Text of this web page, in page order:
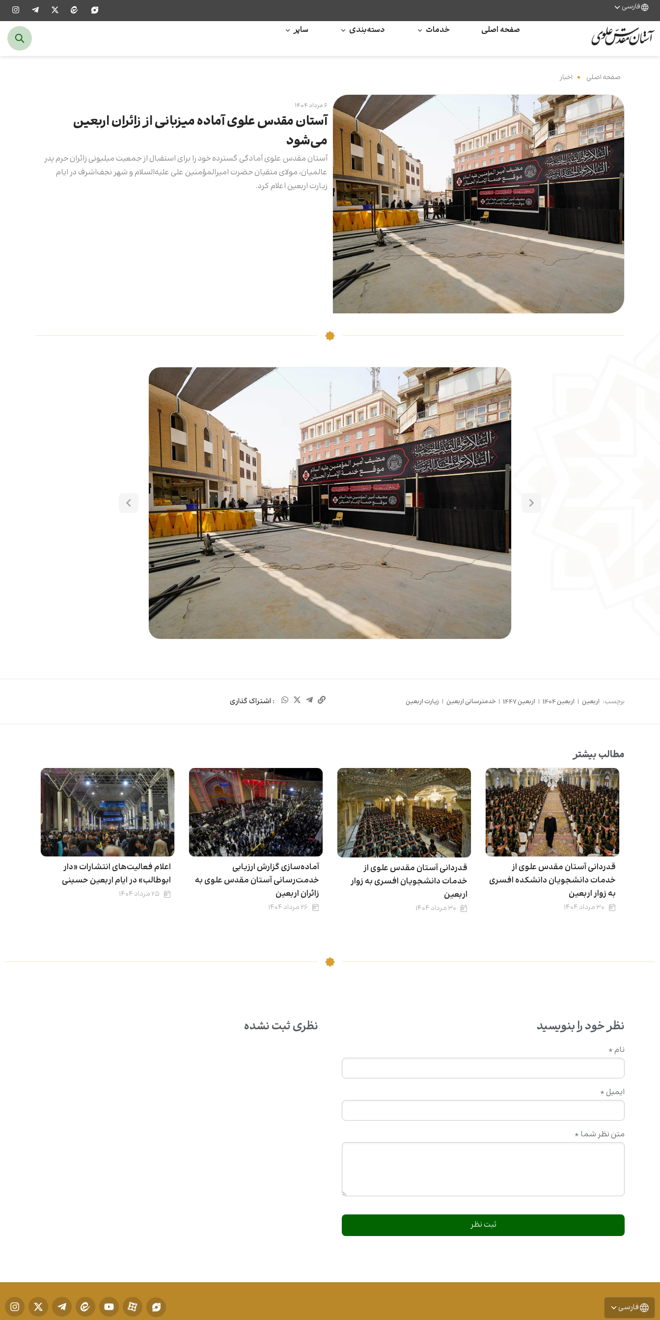
فارسی
صفحه اصلی خدمات دسته‌بندی سایر
صفحه اصلی اخبار
۶ مرداد ۱۴۰۴
آستان مقدس علوی آماده میزبانی از زائران اربعین
می‌شود
آستان مقدس علوی آمادگی گسترده خود را برای استقبال از جمعیت میلیونی زائران حرم پدر
عالمیان، مولای متقیان حضرت امیرالمؤمنین علی علیه‌السلام و شهر نجف‌اشرف در ایام
زیارت اربعین اعلام کرد.
برچسب: اربعین | اربعین 1404 | اربعین 1447 | خدمترسانی اربعین | زیارت اربعین : اشتراک گذاری
مطالب بیشتر
قدردانی آستان مقدس علوی از
خدمات دانشجویان دانشکده افسری
به زوار اربعین
۳۰ مرداد ۱۴۰۴
قدردانی آستان مقدس علوی از
خدمات دانشجویان افسری به زوار
اربعین
۳۰ مرداد ۱۴۰۴
آماده‌سازی گزارش ارزیابی
خدمت‌رسانی آستان مقدس علوی به
زائران اربعین
۲۶ مرداد ۱۴۰۴
اعلام فعالیت‌های انتشارات «دار
ابوطالب» در ایام اربعین حسینی
۲۵ مرداد ۱۴۰۴
نظر خود را بنویسید
متن نظر شما *
نام *
ایمیل *
نظری ثبت نشده
فارسی